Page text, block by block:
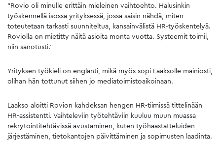
”Rovio oli minulle erittäin mieleinen vaihtoehto. Halusinkin
työskennellä isossa yrityksessä, jossa saisin nähdä, miten
toteutetaan tarkasti suunniteltua, kansainvälistä HR-työskentelyä.
Roviolla on mietitty näitä asioita monta vuotta. Systeemit toimii,
niin sanotusti.”
Yrityksen työkieli on englanti, mikä myös sopi Laaksolle mainiosti,
olihan hän tottunut siihen jo mediatoimistoaikoinaan.
Laakso aloitti Rovion kahdeksan hengen HR-tiimissä tittelinään
HR-assistentti. Vaihteleviin työtehtäviin kuuluu muun muassa
rekrytointitehtävissä avustaminen, kuten työhaastatteluiden
järjestäminen, tietokantojen päivittäminen ja sopimusten laadinta.